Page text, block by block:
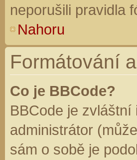
neporušili pravidla
Nahoru
Formátování
Co je BBCode?
BBCode je
administrátor
sám o sobě je